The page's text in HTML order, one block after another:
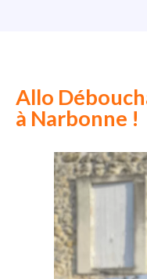
Allo
à Narbonne !